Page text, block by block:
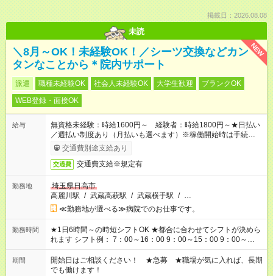
掲載日：2026.08.08
未読
NEW
＼8月～OK！未経験OK！／シーツ交換などカン
タンなことから＊院内サポート
派遣 職種未経験OK 社会人未経験OK 大学生歓迎
ブランクOK
WEB登録・面接OK
給与
無資格未経験：時給1600円～ 経験者：時給1800円～★日払い
／週払い制度あり（月払いも選べます）※稼働開始時は手続き完
了次第のお支払いとなります。
交通費別途支給あり
交通費 交通費支給※規定有
勤務地
埼玉県日高市
高麗川駅 / 武蔵高萩駅 / 武蔵横手駅 / …
≪勤務地が選べる≫病院でのお仕事です。
勤務時間
★1日6時間～の時短シフトOK ★都合に合わせてシフトが決めら
れます シフト例： 7：00～16：00 9：00～15：00 9：00～
18：00 11：00～20：00 など ※Wワークの場合、他のお仕事と
合わせ週40時間超の就業はご案内できません ※法令に基づき、
週20時間以上勤務は社会保険への加入対象となります ※労働者
期間
開始日はご相談ください！ ★急募 ★職場が気に入れば、長期
でも働けます！